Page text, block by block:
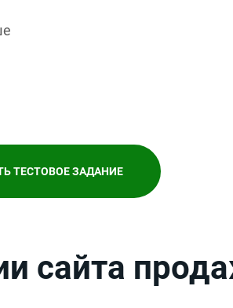
ТЕСТОВОЕ ЗАДАНИЕ
сайта